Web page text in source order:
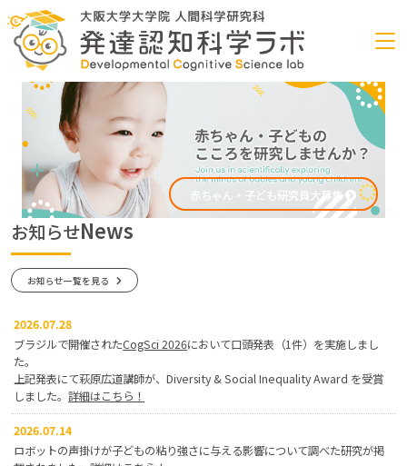
赤ちゃん・子ども研究員大募集
お知らせNews
お知らせ一覧を見る
2026.07.28
ブラジルで開催されたCogSci 2026において口頭発表（1件）を実施しまし
た。
上記発表にて萩原広道講師が、Diversity & Social Inequality Award を受賞
しました。詳細はこちら！
2026.07.14
ロボットの声掛けが子どもの粘り強さに与える影響について調べた研究が掲